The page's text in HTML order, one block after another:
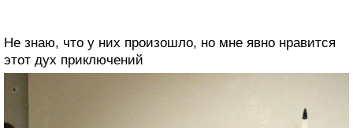
Не знаю, что у них произошло, но мне явно нравится
этот дух приключений